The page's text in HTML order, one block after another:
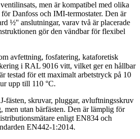
men är kompatibel med olika
Danfoss och IMI-termostater. Den är
½'' anslutningar, varav två är placerade
gör den vändbar för flexibel
avfettning, fosfatering, kataforetisk
i RAL 9016 vitt, vilket ger en hållbar
testad för ett maximalt arbetstryck på 10
upp till 110 °C.
fästen, skruvar, pluggar, avluftningsskruv
men utan bärfästen. Den är lämplig för
enligt EN834 och
EN442-1:2014.